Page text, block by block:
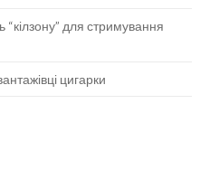
для стримування
цигарки